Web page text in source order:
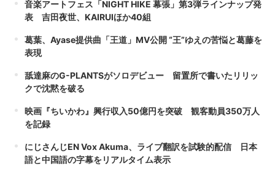
音楽アートフェス「NIGHT HIKE 幕張」第3弾ラインナップ発
表 吉田夜世、KAIRUIほか40組
葛葉、Ayase提供曲「王道」MV公開 “王”ゆえの苦悩と葛藤を
表現
舐達麻のG-PLANTSがソロデビュー 留置所で書いたリリッ
クで沈黙を破る
映画『ちいかわ』興行収入50億円を突破 観客動員350万人
を記録
にじさんじEN Vox Akuma、ライブ翻訳を試験的配信 日本
語と中国語の字幕をリアルタイム表示